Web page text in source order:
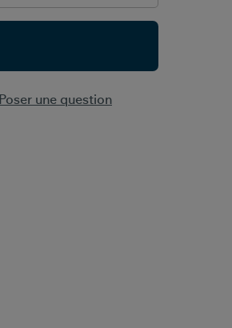
Poser une question